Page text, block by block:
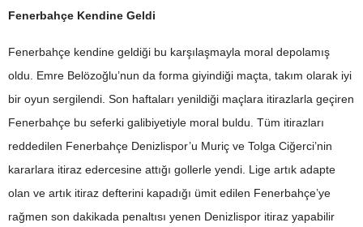
Fenerbahçe Kendine Geldi
Fenerbahçe kendine geldiği bu karşılaşmayla moral depolamış
oldu. Emre Belözoğlu’nun da forma giyindiği maçta, takım olarak iyi
bir oyun sergilendi. Son haftaları yenildiği maçlara itirazlarla geçiren
Fenerbahçe bu seferki galibiyetiyle moral buldu. Tüm itirazları
reddedilen Fenerbahçe Denizlispor’u Muriç ve Tolga Ciğerci’nin
kararlara itiraz edercesine attığı gollerle yendi. Lige artık adapte
olan ve artık itiraz defterini kapadığı ümit edilen Fenerbahçe’ye
rağmen son dakikada penaltısı yenen Denizlispor itiraz yapabilir